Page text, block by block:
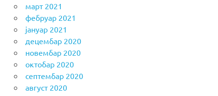
март 2021
фебруар 2021
јануар 2021
децембар 2020
новембар 2020
октобар 2020
септембар 2020
август 2020